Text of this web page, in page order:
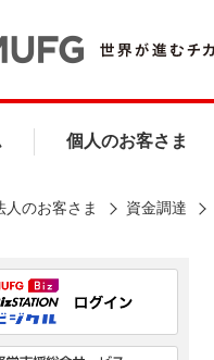
個人のお客さま
人のお客さま 資金調達